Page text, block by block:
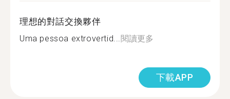
理想的對話交換夥伴
Uma pessoa extrovertid...閱讀更多
下載APP